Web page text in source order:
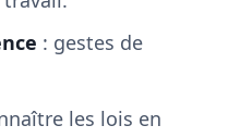
: gestes de
les lois en